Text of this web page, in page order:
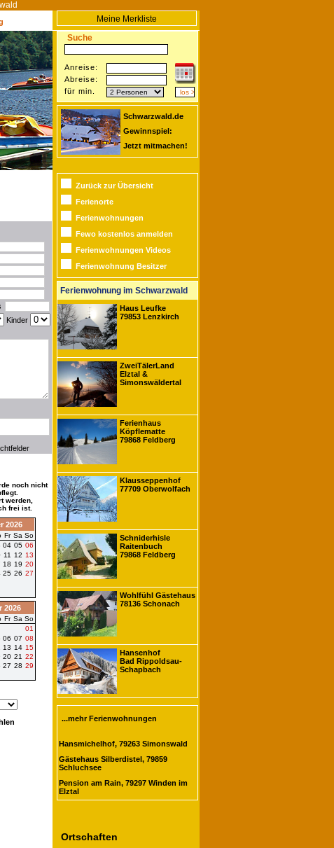
Meine Merkliste
Suche
Anreise:
Abreise:
für min.
Schwarzwald.de
Gewinnspiel:
Jetzt mitmachen!
Kinder
noch nicht
werden,
frei ist.
2026
Fr Sa So
04 05 06
11 12 13
18 19 20
25 26 27
2026
Fr Sa So
01
06 07 08
13 14 15
20 21 22
27 28 29
Zurück zur Übersicht
Ferienorte
Ferienwohnungen
Fewo kostenlos anmelden
Ferienwohnungen Videos
Ferienwohnung Besitzer
Ferienwohnung im Schwarzwald
Haus Leufke
79853 Lenzkirch
ZweiTälerLand
Elztal &
Simonswäldertal
Ferienhaus
Köpflematte
79868 Feldberg
Klausseppenhof
77709 Oberwolfach
Schniderhisle
Raitenbuch
79868 Feldberg
Wohlfühl Gästehaus
78136 Schonach
Hansenhof
Bad Rippoldsau-
Schapbach
...mehr Ferienwohnungen
Hansmichelhof, 79263 Simonswald
Gästehaus Silberdistel, 79859
Schluchsee
Pension am Rain, 79297 Winden im
Elztal
Ortschaften